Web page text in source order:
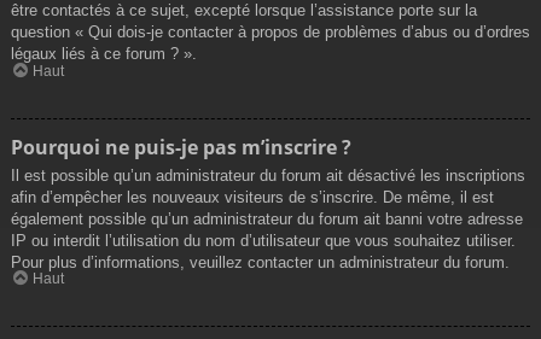
être contactés à ce sujet, excepté lorsque l’assistance porte sur la
question « Qui dois-je contacter à propos de problèmes d’abus ou d’ordres
légaux liés à ce forum ? ».
Haut
Pourquoi ne puis-je pas m’inscrire ?
Il est possible qu’un administrateur du forum ait désactivé les inscriptions
afin d’empêcher les nouveaux visiteurs de s’inscrire. De même, il est
également possible qu’un administrateur du forum ait banni votre adresse
IP ou interdit l’utilisation du nom d’utilisateur que vous souhaitez utiliser.
Pour plus d’informations, veuillez contacter un administrateur du forum.
Haut